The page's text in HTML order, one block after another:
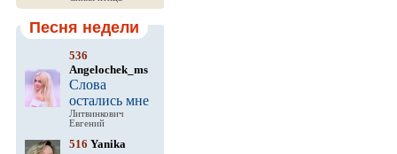
Песня недели
536
Angelochek_ms
Слова
остались мне
Литвинкович
Евгений
516 Yanika